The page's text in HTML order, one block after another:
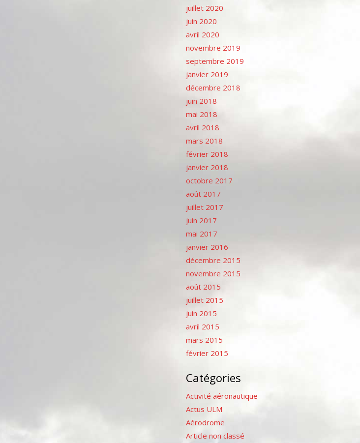
juillet 2020
juin 2020
avril 2020
novembre 2019
septembre 2019
janvier 2019
décembre 2018
juin 2018
mai 2018
avril 2018
mars 2018
février 2018
janvier 2018
octobre 2017
août 2017
juillet 2017
juin 2017
mai 2017
janvier 2016
décembre 2015
novembre 2015
août 2015
juillet 2015
juin 2015
avril 2015
mars 2015
février 2015
Catégories
Activité aéronautique
Actus ULM
Aérodrome
Article non classé